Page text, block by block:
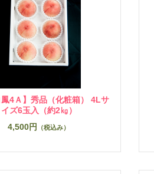
4Ａ】秀品（化粧箱） 4Lサ
イズ6玉入（約2㎏）
4,500円
（税込み）